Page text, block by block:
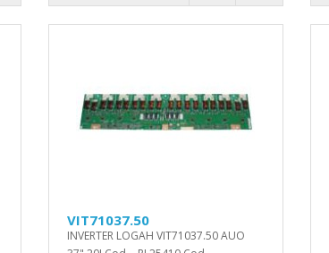
VIT71037.50
INVERTER LOGAH VIT71037.50 AUO